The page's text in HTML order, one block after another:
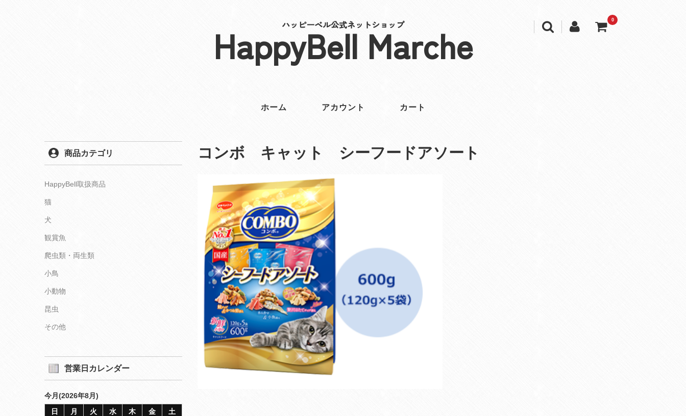
ハッピーベル公式ネットショップ
HappyBell Marche
0
ホーム アカウント カート
コンボ キャット シーフードアソート
商品カテゴリ
HappyBell取扱商品
猫
犬
観賞魚
爬虫類・両生類
小鳥
小動物
昆虫
その他
営業日カレンダー
今月(2026年8月)
日
月 火 水 木 金
土